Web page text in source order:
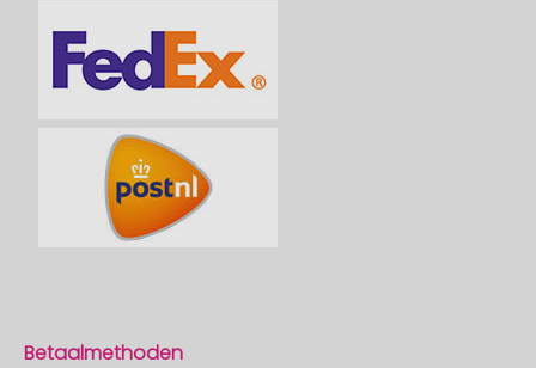
Betaalmethoden